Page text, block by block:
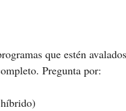
que estén
Pregunta por: